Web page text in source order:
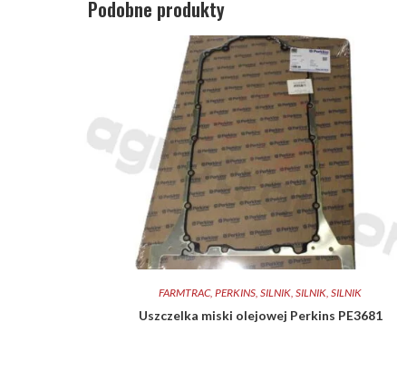
Podobne produkty
FARMTRAC,PERKINS,SILNIK,SILNIK,SILNIK
Uszczelka miski olejowej Perkins PE3681